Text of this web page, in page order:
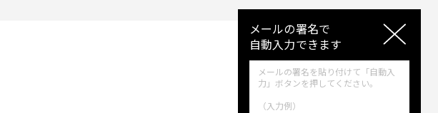
メールの署名で
自動入力できます